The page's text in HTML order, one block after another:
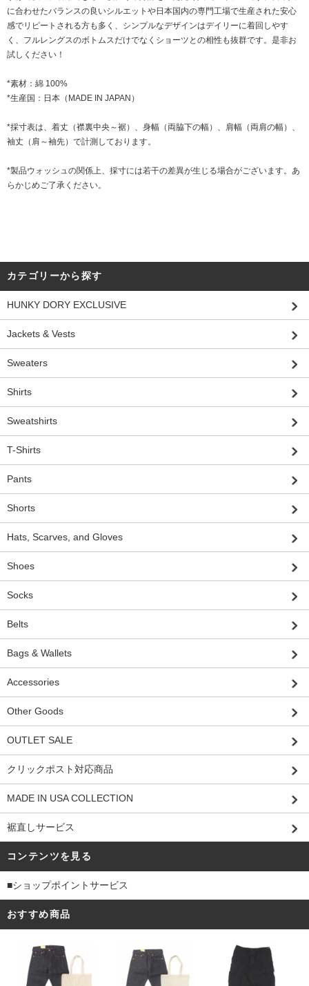
に合わせたバランスの良いシルエットや日本国内の専門工場で生産された安心
感でリピートされる方も多く、シンプルなデザインはデイリーに着回しやす
く、フルレングスのボトムスだけでなくショーツとの相性も抜群です。是非お
試しください！
*素材：綿 100%
*生産国：日本（MADE IN JAPAN）
*採寸表は、着丈（襟裏中央～裾）、身幅（両脇下の幅）、肩幅（両肩の幅）、
袖丈（肩～袖先）で計測しております。
*製品ウォッシュの関係上、採寸には若干の差異が生じる場合がございます。あ
らかじめご了承ください。
カテゴリーから探す
HUNKY DORY EXCLUSIVE
Jackets & Vests
Sweaters
Shirts
Sweatshirts
T-Shirts
Pants
Shorts
Hats, Scarves, and Gloves
Shoes
Socks
Belts
Bags & Wallets
Accessories
Other Goods
OUTLET SALE
クリックポスト対応商品
MADE IN USA COLLECTION
裾直しサービス
コンテンツを見る
■ショップポイントサービス
おすすめ商品